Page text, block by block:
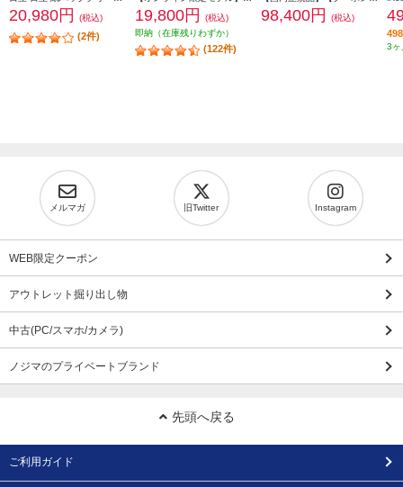
20,980円 (税込)
(2件)
19,800円
(税込)
即納（在庫残りわずか）
(122件)
98,400円 (税込)
3ヶ
メルマガ 旧Twitter Instagram
WEB限定クーポン
アウトレット掘り出し物
中古(PC/スマホ/カメラ)
ノジマのプライベートブランド
先頭へ戻る
ご利用ガイド